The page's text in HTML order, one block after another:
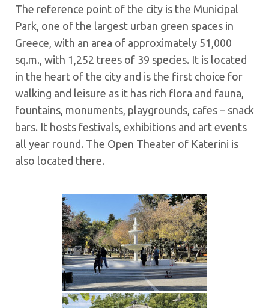
The reference point of the city is the Municipal
Park, one of the largest urban green spaces in
Greece, with an area of approximately 51,000
sq.m., with 1,252 trees of 39 species. It is located
in the heart of the city and is the first choice for
walking and leisure as it has rich flora and fauna,
fountains, monuments, playgrounds, cafes – snack
bars. It hosts festivals, exhibitions and art events
all year round. The Open Theater of Katerini is
also located there.